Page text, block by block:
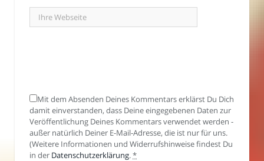
Mit dem Absenden Deines Kommentars erklärst Du Dich
damit einverstanden, dass Deine eingegebenen Daten zur
Veröffentlichung Deines Kommentars verwendet werden -
außer natürlich Deiner E-Mail-Adresse, die ist nur für uns.
(Weitere Informationen und Widerrufshinweise findest Du
in der Datenschutzerklärung.*